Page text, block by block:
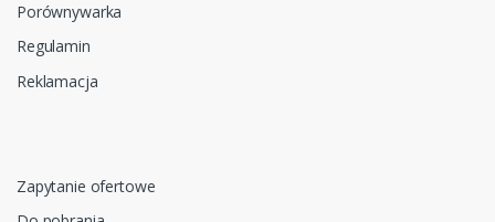
Porównywarka
Regulamin
Reklamacja
Zapytanie ofertowe